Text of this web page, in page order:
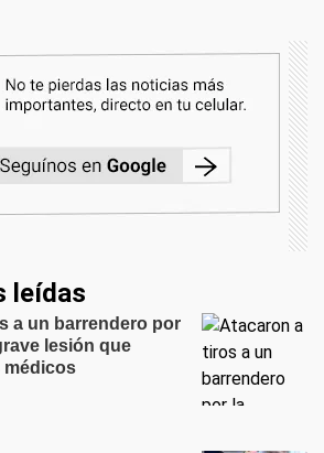
leídas
a un barrendero por
lesión que
médicos